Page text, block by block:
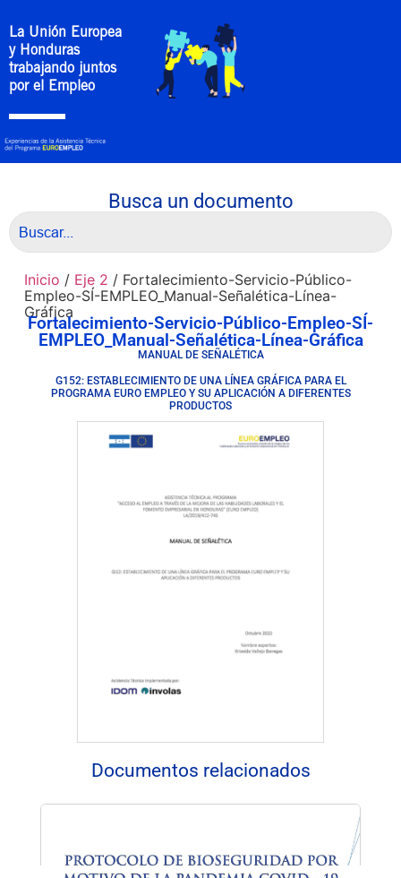
La Unión Europea
y Honduras
trabajando juntos
por el Empleo
Busca un documento
Inicio / Eje 2 / Fortalecimiento-Servicio-Público-
Empleo-SÍ-EMPLEO_Manual-Señalética-Línea-
Gráfica
Fortalecimiento-Servicio-Público-Empleo-SÍ-
EMPLEO_Manual-Señalética-Línea-Gráfica
MANUAL DE SEÑALÉTICA
G152: ESTABLECIMIENTO DE UNA LÍNEA GRÁFICA PARA EL
PROGRAMA EURO EMPLEO Y SU APLICACIÓN A DIFERENTES
PRODUCTOS
Documentos relacionados